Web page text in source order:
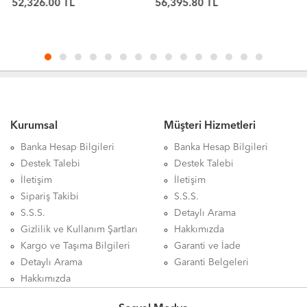
Önbellek 7200 RPM 512e
56,395.80 TL 6,976.80 TL
Kurumsal
Banka Hesap Bilgileri
Destek Talebi
İletişim
Sipariş Takibi
S.S.S.
Gizlilik ve Kullanım Şartları
Kargo ve Taşıma Bilgileri
Detaylı Arama
Hakkımızda
Müşteri Hizmetleri
Banka Hesap Bilgileri
Destek Talebi
İletişim
S.S.S.
Detaylı Arama
Hakkımızda
Garanti ve İade
Garanti Belgeleri